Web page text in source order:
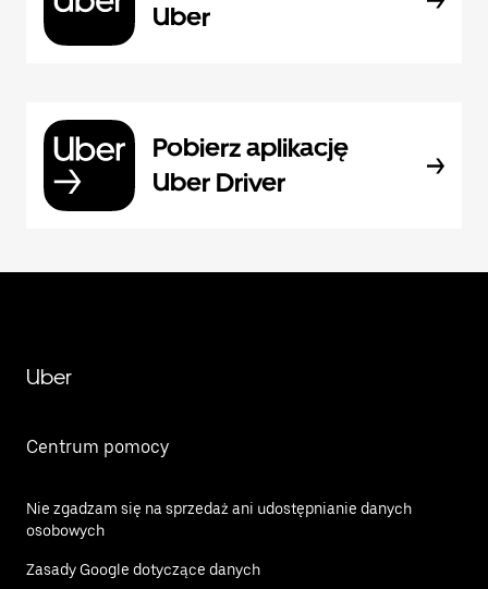
Uber
Pobierz aplikację
Uber Driver
Uber
Centrum pomocy
Nie zgadzam się na sprzedaż ani udostępnianie danych
osobowych
Zasady Google dotyczące danych